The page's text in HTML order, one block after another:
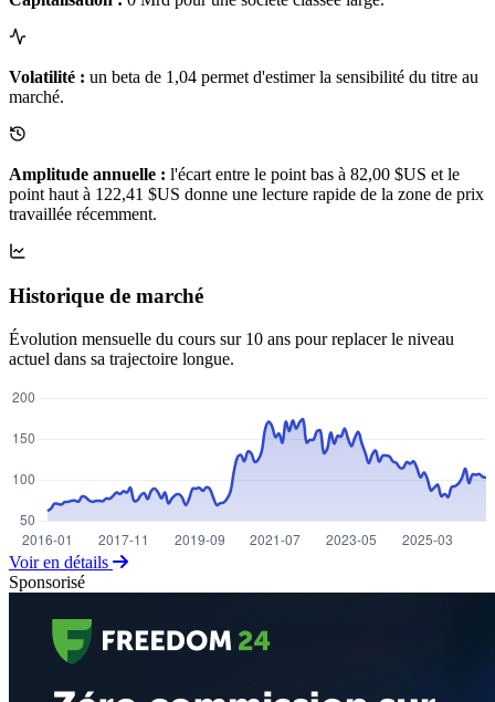
Volatilité : un beta de 1,04 permet d'estimer la sensibilité du titre au
marché.
Amplitude annuelle : l'écart entre le point bas à 82,00 $US et le
point haut à 122,41 $US donne une lecture rapide de la zone de prix
travaillée récemment.
Historique de marché
Évolution mensuelle du cours sur 10 ans pour replacer le niveau
actuel dans sa trajectoire longue.
Voir en détails
Sponsorisé